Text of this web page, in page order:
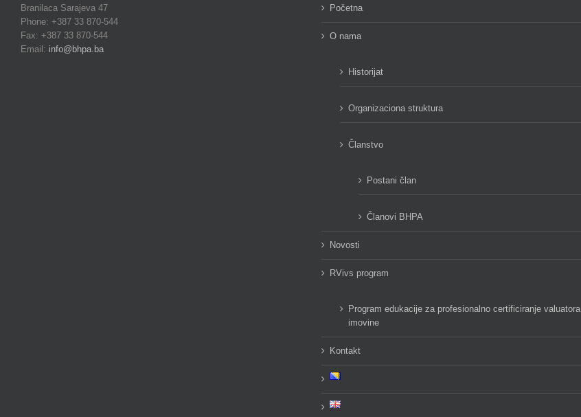
Branilaca Sarajeva 47
Phone: +387 33 870-544
Fax: +387 33 870-544
Email: info@bhpa.ba
Početna
O nama
Historijat
Organizaciona struktura
Članstvo
Postani član
Članovi BHPA
Novosti
RVivs program
Program edukacije za profesionalno certificiranje valuatora
imovine
Kontakt